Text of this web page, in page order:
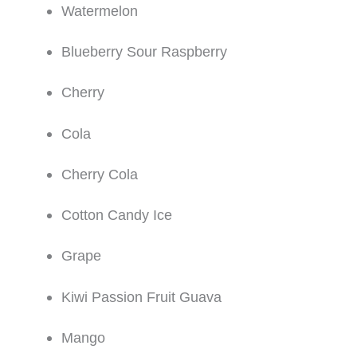
Watermelon
Blueberry Sour Raspberry
Cherry
Cola
Cherry Cola
Cotton Candy Ice
Grape
Kiwi Passion Fruit Guava
Mango